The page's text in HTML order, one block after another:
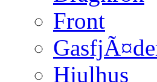
Front
Hjulhus